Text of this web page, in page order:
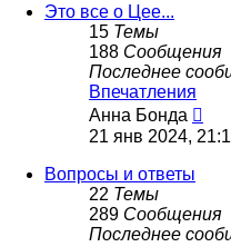
Это все о Цее...
15 Темы
188 Сообщения
Последнее
Впечатления
Анна Бонда
к
21 янв 2024,
Вопросы и ответы
22 Темы
289 Сообщения
Последнее